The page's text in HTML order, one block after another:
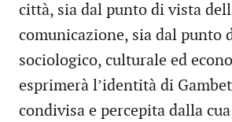
città, sia dal punto di vista
comunicazione, sia dal punto
sociologico, culturale ed
esprimerà l’identità di
condivisa e percepita dalla